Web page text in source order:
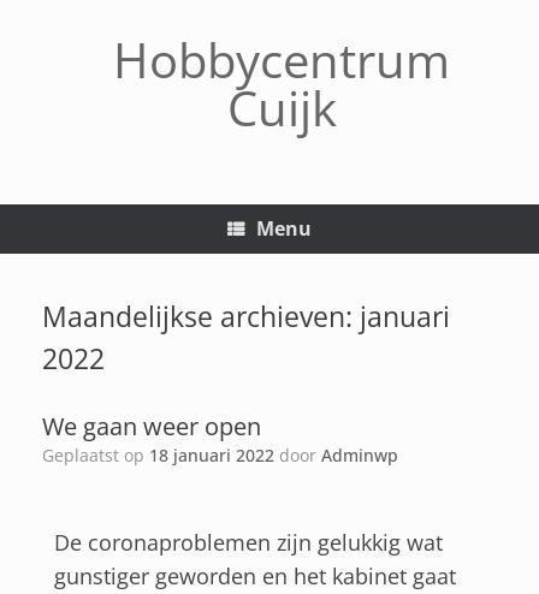
Hobbycentrum
Cuijk
Menu
Maandelijkse archieven: januari
2022
We gaan weer open
Geplaatst op 18 januari 2022 door Adminwp
De coronaproblemen zijn gelukkig wat
gunstiger geworden en het kabinet gaat